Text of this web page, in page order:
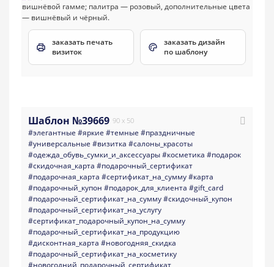
заказать печать
визиток
заказать дизайн
по шаблону
Шаблон №39669 90 x 50
#элегантные #яркие #темные #праздничные
#универсальные #визитка #салоны_красоты
#одежда_обувь_сумки_и_аксессуары#косметика #подарок
#скидочная_карта #подарочный_сертификат
#подарочная_карта #сертификат_на_сумму#карта
#подарочный_купон #подарок_для_клиента #gift_card
#подарочный_сертификат_на_сумму#скидочный_купон
#подарочный_сертификат_на_услугу
#сертификат_подарочный_купон_на_сумму
#подарочный_сертификат_на_продукцию
#дисконтная_карта #новогодняя_скидка
#подарочный_сертификат_на_косметику
#новогодний_подарочный_сертификат